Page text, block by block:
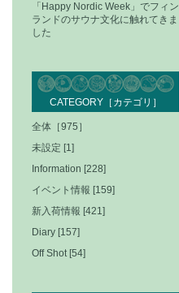
「Happy Nordic Week」でフィン
ランドのサウナ文化に触れてきま
した
CATEGORY［カテゴリ］
全体［975］
未設定 [1]
Information [228]
イベント情報 [159]
新入荷情報 [421]
Diary [157]
Off Shot [54]